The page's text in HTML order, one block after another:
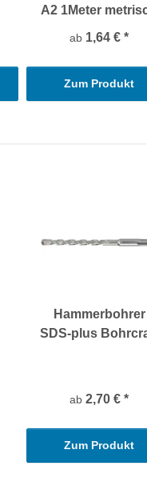
A2 1Meter
ab 1,64 € *
Zum Produkt
Hammerbohrer
SDS-plus
ab 2,70 € *
Zum Produkt